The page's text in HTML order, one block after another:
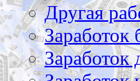
Другая
Заработок
Заработок